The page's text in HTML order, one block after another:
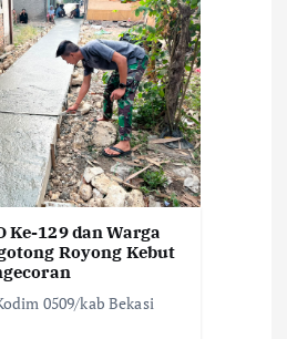
Ke-129 dan Warga
Royong Kebut
0509/kab Bekasi